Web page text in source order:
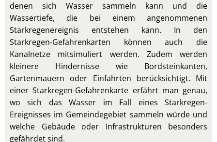
denen sich Wasser sammeln kann und die
Wassertiefe, die bei einem angenommenen
Starkregenereignis entstehen kann. In den
Starkregen-Gefahrenkarten können auch die
Kanalnetze mitsimuliert werden. Zudem werden
kleinere Hindernisse wie Bordsteinkanten,
Gartenmauern oder Einfahrten berücksichtigt. Mit
einer Starkregen-Gefahrenkarte erfährt man genau,
wo sich das Wasser im Fall eines Starkregen-
Ereignisses im Gemeindegebiet sammeln würde und
welche Gebäude oder Infrastrukturen besonders
gefährdet sind.